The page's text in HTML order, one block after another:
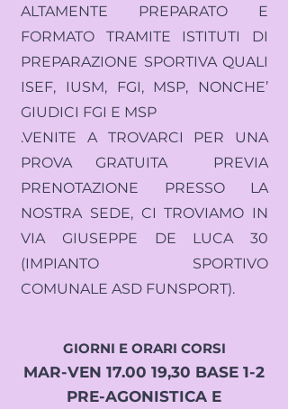
ALTAMENTE PREPARATO E
FORMATO TRAMITE ISTITUTI DI
PREPARAZIONE SPORTIVA QUALI
ISEF, IUSM, FGI, MSP, NONCHE’
GIUDICI FGI E MSP
.VENITE A TROVARCI PER UNA
PROVA GRATUITA PREVIA
PRENOTAZIONE PRESSO LA
NOSTRA SEDE, CI TROVIAMO IN
VIA GIUSEPPE DE LUCA 30
(IMPIANTO SPORTIVO
COMUNALE ASD FUNSPORT).
GIORNI E ORARI CORSI
MAR-VEN 17.00 19,30 BASE 1-2
PRE-AGONISTICA E